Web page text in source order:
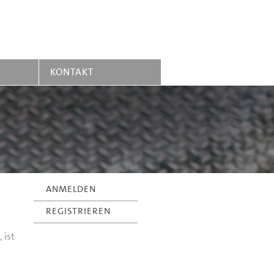
KONTAKT
ist
ANMELDEN
REGISTRIEREN